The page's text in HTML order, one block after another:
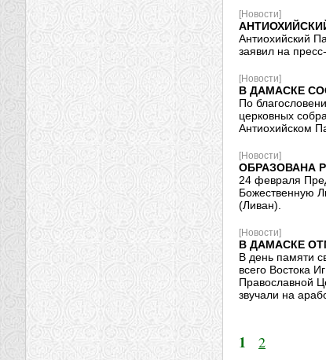
[Новости]
Антиохийский
заявил на
[Новости]
В ДАМАСКЕ
По
церковных
Антиохийском
[Новости]
ОБРАЗОВАНА
24 февраля
Божественную
(Ливан).
[Новости]
В ДАМАСКЕ
В день памяти
всего Востока
Православной
звучали на
1 2